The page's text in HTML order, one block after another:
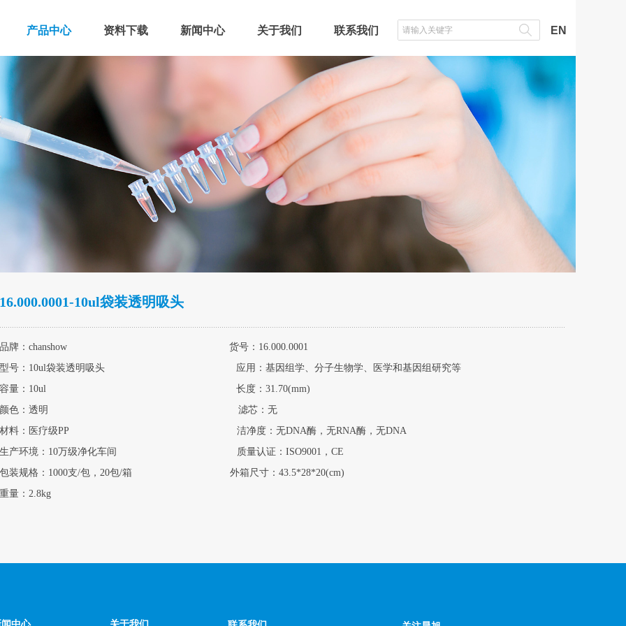
产品中心 资料下载 新闻中心 关于我们 联系我们 EN
16.000.0001-10ul袋装透明吸头
品牌：chanshow 货号：16.000.0001
型号：10ul袋装透明吸头 应用：基因组学、分子生物学、医学和基因组研究等
容量：10ul 长度：31.70(mm)
颜色：透明 滤芯：无
材料：医疗级PP 洁净度：无DNA酶，无RNA酶，无DNA
生产环境：10万级净化车间 质量认证：ISO9001，CE
包装规格：1000支/包，20包/箱 外箱尺寸：43.5*28*20(cm)
重量：2.8kg